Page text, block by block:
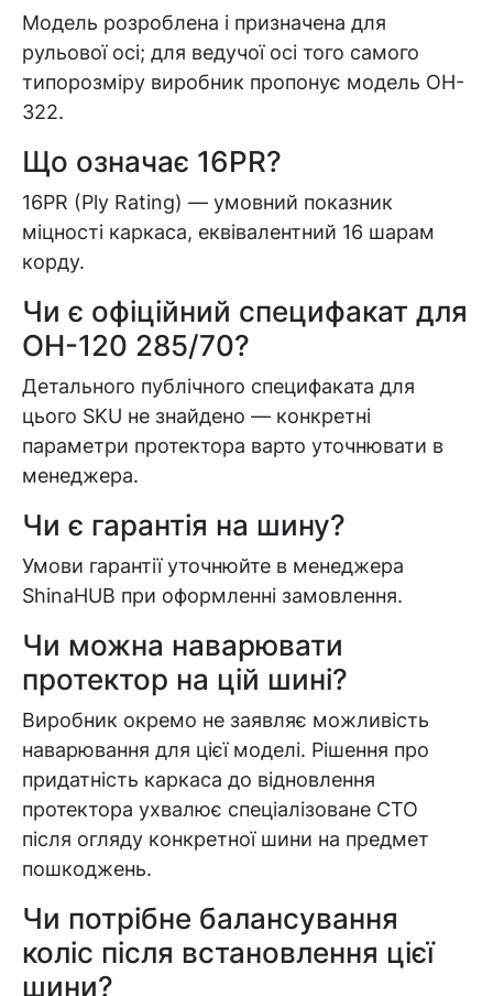
Кошик
У кошику немає товарів.
Помилка:
знайдена.
Оператор зв’яжеться з вами
найближчим часом
Модель розроблена і призначена для
рульової осі; для ведучої осі того самого
типорозміру виробник пропонує модель OH-
322.
Що означає 16PR?
16PR (Ply Rating) — умовний показник
міцності каркаса, еквівалентний 16 шарам
корду.
Чи є офіційний специфакат для
OH-120 285/70?
Детального публічного специфаката для
цього SKU не знайдено — конкретні
параметри протектора варто уточнювати в
менеджера.
Чи є гарантія на шину?
Умови гарантії уточнюйте в менеджера
ShinaHUB при оформленні замовлення.
Чи можна наварювати
протектор на цій шині?
Виробник окремо не заявляє можливість
наварювання для цієї моделі. Рішення про
придатність каркаса до відновлення
протектора ухвалює спеціалізоване СТО
після огляду конкретної шини на предмет
пошкоджень.
Чи потрібне балансування
коліс після встановлення цієї
шини?